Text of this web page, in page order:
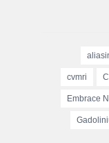
cvmri
Embrace